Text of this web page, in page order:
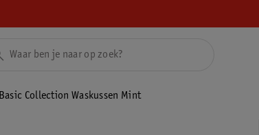
Basic Collection Waskussen Mint